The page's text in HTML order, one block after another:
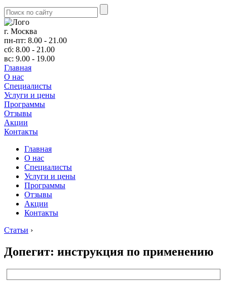
г. Москва
пн-пт: 8.00 - 21.00
сб: 8.00 - 21.00
вс: 9.00 - 19.00
Главная
О нас
Cпециалисты
Услуги и цены
Программы
Отзывы
Акции
Контакты
Главная
О нас
Cпециалисты
Услуги и цены
Программы
Отзывы
Акции
Контакты
Статьи ›
Допегит: инструкция по применению